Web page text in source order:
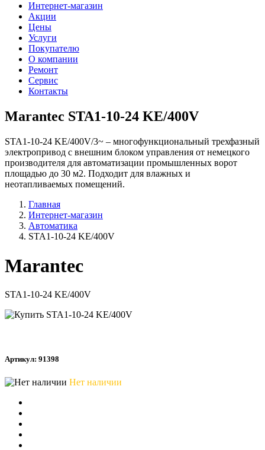
Интернет-магазин
Акции
Цены
Услуги
Покупателю
О компании
Ремонт
Сервис
Контакты
Marantec STA1-10-24 KE/400V
STA1-10-24 KE/400V/3~ – многофункциональный трехфазный
электропривод с внешним блоком управления от немецкого
производителя для автоматизации промышленных ворот
площадью до 30 м2. Подходит для влажных и
неотапливаемых помещений.
Главная
Интернет-магазин
Автоматика
STA1-10-24 KE/400V
Marantec
STA1-10-24 KE/400V
Артикул: 91398
Нет наличии